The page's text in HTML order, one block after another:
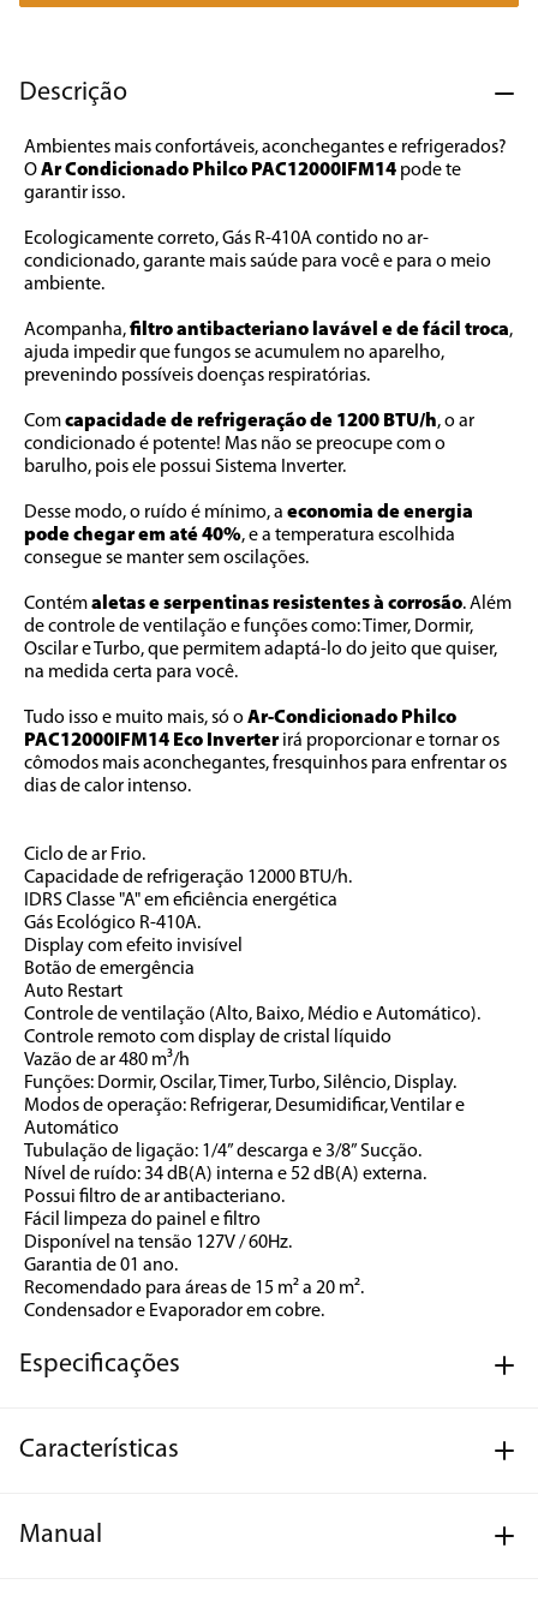
Descrição
Ambientes mais confortáveis, aconchegantes e refrigerados?
O Ar Condicionado Philco PAC12000IFM14 pode te
garantir isso.
Ecologicamente correto, Gás R-410A contido no ar-
condicionado, garante mais saúde para você e para o meio
ambiente.
Acompanha, filtro antibacteriano lavável e de fácil troca,
ajuda impedir que fungos se acumulem no aparelho,
prevenindo possíveis doenças respiratórias.
Com capacidade de refrigeração de 1200 BTU/h, o ar
condicionado é potente! Mas não se preocupe com o
barulho, pois ele possui Sistema Inverter.
Desse modo, o ruído é mínimo, a economia de energia
pode chegar em até 40%, e a temperatura escolhida
consegue se manter sem oscilações.
Contém aletas e serpentinas resistentes à corrosão. Além
de controle de ventilação e funções como: Timer, Dormir,
Oscilar e Turbo, que permitem adaptá-lo do jeito que quiser,
na medida certa para você.
Tudo isso e muito mais, só o Ar-Condicionado Philco
PAC12000IFM14 Eco Inverter irá proporcionar e tornar os
cômodos mais aconchegantes, fresquinhos para enfrentar os
dias de calor intenso.
Ciclo de ar Frio.
Capacidade de refrigeração 12000 BTU/h.
IDRS Classe "A" em eficiência energética
Gás Ecológico R-410A.
Display com efeito invisível
Botão de emergência
Auto Restart
Controle de ventilação (Alto, Baixo, Médio e Automático).
Controle remoto com display de cristal líquido
Vazão de ar 480 m³/h
Funções: Dormir, Oscilar, Timer, Turbo, Silêncio, Display.
Modos de operação: Refrigerar, Desumidificar, Ventilar e
Automático
Tubulação de ligação: 1/4” descarga e 3/8” Sucção.
Nível de ruído: 34 dB(A) interna e 52 dB(A) externa.
Possui filtro de ar antibacteriano.
Fácil limpeza do painel e filtro
Disponível na tensão 127V / 60Hz.
Garantia de 01 ano.
Recomendado para áreas de 15 m² a 20 m².
Condensador e Evaporador em cobre.
Especificações
Características
Manual
7º liquidificador
9º forno
10º ventilador